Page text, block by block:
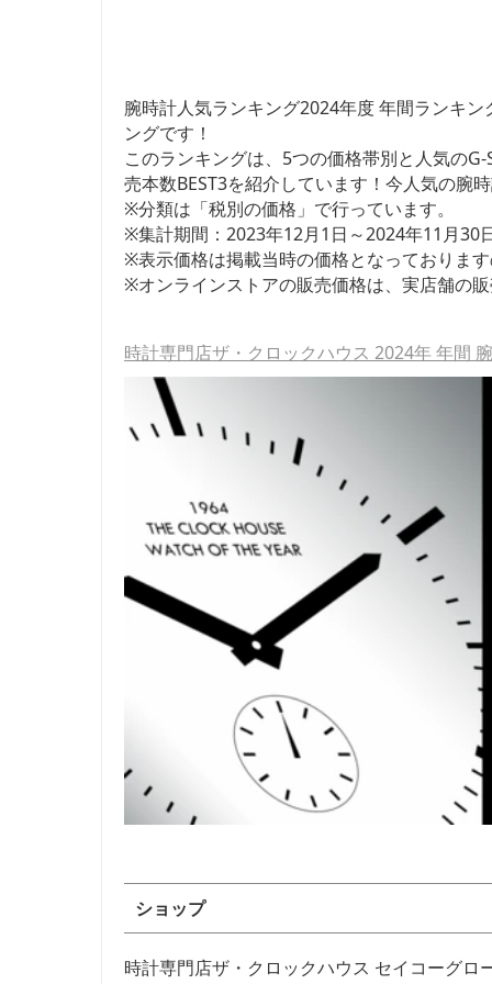
腕時計人気ランキング2024年度 年間ランキ
ングです！
このランキングは、5つの価格帯別と人気の
売本数BEST3を紹介しています！今人気の腕
※分類は「税別の価格」で行っています。
※集計期間：2023年12月1日～2024年11月30
※表示価格は掲載当時の価格となっておりま
※オンラインストアの販売価格は、実店舗の
時計専門店ザ・クロックハウス 2024年 年間
ショップ
時計専門店ザ・クロックハウス セイコーグロ